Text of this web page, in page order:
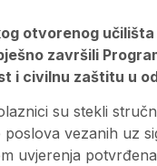
otvorenog
završili
i civilnu zaštitu u
su stekli
vezanih uz
uvjerenja